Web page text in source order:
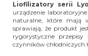
Liofilizatory serii
urządzenie
naturalne, które mają
sprawiają, że produkt
rygorystyczne przepisy
czynników chłodniczych